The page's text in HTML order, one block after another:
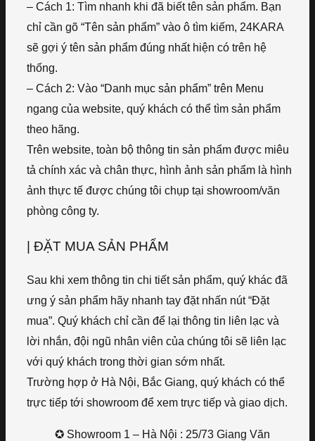
– Cách 1: Tìm nhanh khi đã biết tên sản phẩm. Bạn
chỉ cần gõ “Tên sản phẩm” vào ô tìm kiếm, 24KARA
sẽ gợi ý tên sản phẩm đúng nhất hiện có trên hệ
thống.
– Cách 2: Vào “Danh mục sản phẩm” trên Menu
ngang của website, quý khách có thể tìm sản phẩm
theo hãng.
Trên website, toàn bộ thông tin sản phẩm được miêu
tả chính xác và chân thực, hình ảnh sản phẩm là hình
ảnh thực tế được chúng tôi chụp tại showroom/văn
phòng công ty.
| ĐẶT MUA SẢN PHẨM
Sau khi xem thông tin chi tiết sản phẩm, quý khác đã
ưng ý sản phẩm hãy nhanh tay đặt nhấn nút “Đặt
mua”. Quý khách chỉ cần để lại thông tin liên lạc và
lời nhắn, đội ngũ nhân viên của chúng tôi sẽ liên lạc
với quý khách trong thời gian sớm nhất.
Trường hợp ở Hà Nội, Bắc Giang, quý khách có thể
trực tiếp tới showroom để xem trực tiếp và giao dịch.
✪ Showroom 1 – Hà Nội : 25/73 Giang Văn